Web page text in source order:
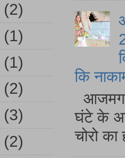
कि
घंटे के
चोरो
(2)
(1)
(1)
(2)
(3)
(2)